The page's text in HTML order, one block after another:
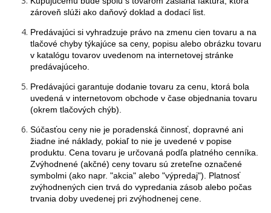
zároveň slúži ako daňový doklad a dodací list.
Predávajúci si vyhradzuje právo na zmenu cien tovaru a na
tlačové chyby týkajúce sa ceny, popisu alebo obrázku tovaru
v katalógu tovarov uvedenom na internetovej stránke
predávajúceho.
Predávajúci garantuje dodanie tovaru za cenu, ktorá bola
uvedená v internetovom obchode v čase objednania tovaru
(okrem tlačových chýb).
Súčasťou ceny nie je poradenská činnosť, dopravné ani
žiadne iné náklady, pokiaľ to nie je uvedené v popise
produktu. Cena tovaru je určovaná podľa platného cenníka.
Zvýhodnené (akčné) ceny tovaru sú zreteľne označené
symbolmi (ako napr. "akcia" alebo "výpredaj"). Platnosť
zvýhodnených cien trvá do vypredania zásob alebo počas
trvania doby uvedenej pri zvýhodnenej cene.